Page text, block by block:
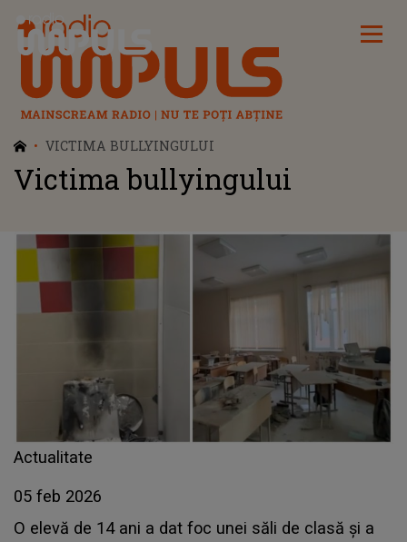
Radio Impuls
VICTIMA BULLYINGULUI
Victima bullyingului
Actualitate
05 feb 2026
O elevă de 14 ani a dat foc unei săli de clasă și a